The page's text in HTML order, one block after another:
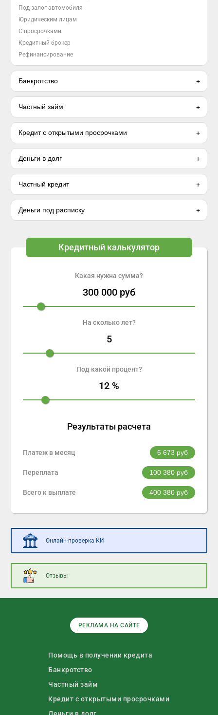
Под залог автомобиля
Юридическим лицам
С просрочками
Кредитный брокер
Рефинансирование
Банкротство
Частный займ
Кредит с открытыми просрочками
Деньги в долг
Частный кредит
Деньги под расписку
Кредитный калькулятор
Какая нужна сумма?
300 000 руб
На сколько лет?
5
Под какой процент?
12 %
Результаты расчета
Платеж в месяц 6 673 руб
Переплата 100 380руб
Всего к выплате 400 380руб
Онлайн-проверка КИ
Отзывы
РЕКЛАМА НА САЙТЕ
Помощь в получении кредита
Банкротство
Частный займ
Кредит с открытыми просрочками